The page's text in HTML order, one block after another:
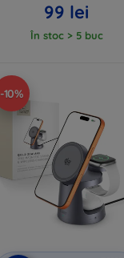
99 lei
În stoc > 5 buc
-10%